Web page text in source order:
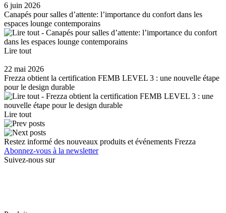
6 juin 2026
Canapés pour salles d’attente: l’importance du confort dans les
espaces lounge contemporains
Lire tout
22 mai 2026
Frezza obtient la certification FEMB LEVEL 3 : une nouvelle étape
pour le design durable
Lire tout
Restez informé des nouveaux produits et événements Frezza
Abonnez-vous à la newsletter
Suivez-nous sur